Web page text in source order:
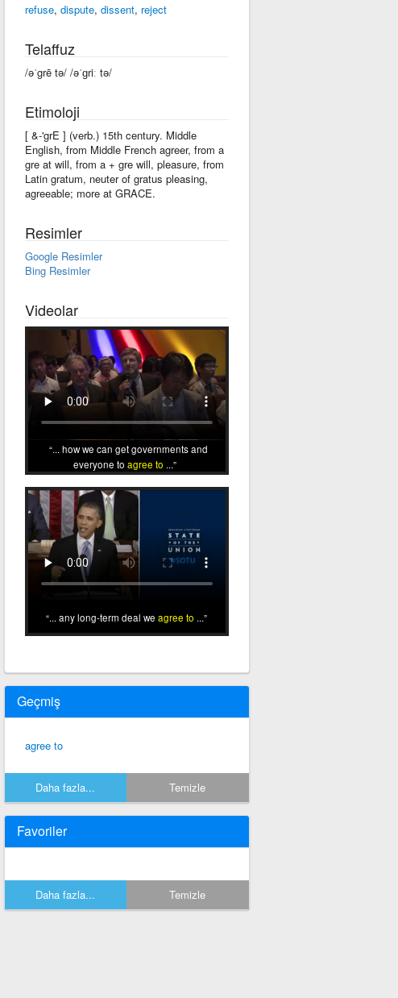
refuse, dispute, dissent, reject
Telaffuz
/əˈgrē tə/ /əˈɡriː tə/
Etimoloji
[ &-'grE ] (verb.) 15th century. Middle
English, from Middle French agreer, from a
gre at will, from a + gre will, pleasure, from
Latin gratum, neuter of gratus pleasing,
agreeable; more at GRACE.
Resimler
Google Resimler
Bing Resimler
Videolar
... how we can get governments and
everyone to agree to ...
... any long-term deal we agree to ...
Geçmiş
agree to
Daha fazla... Temizle
Favoriler
Daha fazla... Temizle